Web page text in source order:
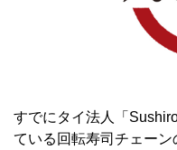
すでにタイ法人「
ている回転寿司チェー